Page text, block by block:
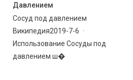
Давлением
Сосуд под давлением
Википедия2019-7-6 ·
Использование Сосуды под
давлением ш�